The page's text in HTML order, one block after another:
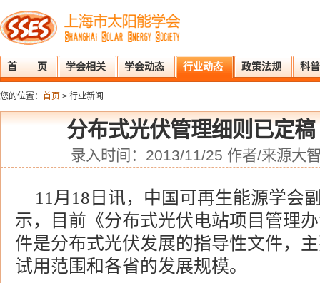
首 页 学会相关 学会动态 行业动态 政策法规 科
您的位置： 首页 > 行业新闻
分布式光伏管理细则已定
录入时间：2013/11/25 作者/来源大
11月18日讯，中国可再生能源学会
示，目前《分布式光伏电站项目管理
件是分布式光伏发展的指导性文件，
试用范围和各省的发展规模。